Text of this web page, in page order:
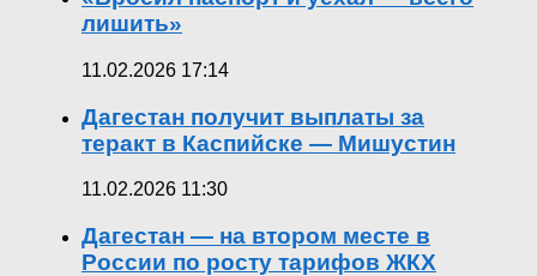
лишить»
11.02.2026 17:14
Дагестан получит выплаты за
теракт в Каспийске — Мишустин
11.02.2026 11:30
Дагестан — на втором месте в
России по росту тарифов ЖКХ